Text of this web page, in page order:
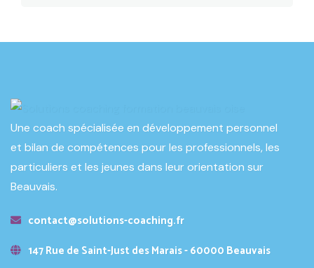
Une coach spécialisée en développement personnel
et bilan de compétences pour les professionnels, les
particuliers et les jeunes dans leur orientation sur
Beauvais.
contact@solutions-coaching.fr
147 Rue de Saint-Just des Marais - 60000 Beauvais